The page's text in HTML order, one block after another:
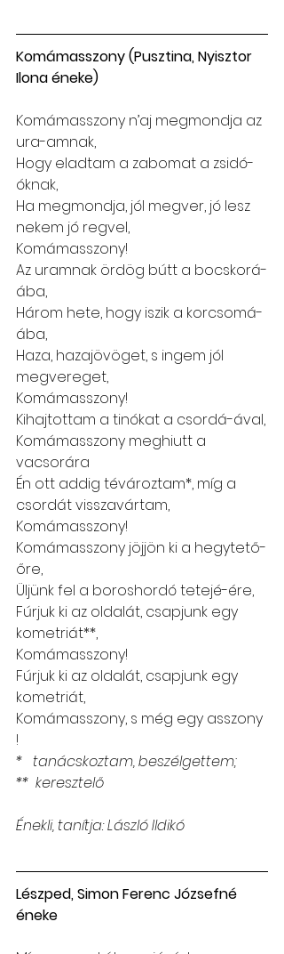
Komámasszony (Pusztina, Nyisztor
Ilona éneke)
Komámasszony n’aj megmondja az
ura-amnak,
Hogy eladtam a zabomat a zsidó-
óknak,
Ha megmondja, jól megver, jó lesz
nekem jó regvel,
Komámasszony!
Az uramnak ördög bútt a bocskorá-
ába,
Három hete, hogy iszik a korcsomá-
ába,
Haza, hazajövöget, s ingem jól
megvereget,
Komámasszony!
Kihajtottam a tinókat a csordá-ával,
Komámasszony meghiutt a
vacsorára
Én ott addig tévároztam*, míg a
csordát visszavártam,
Komámasszony!
Komámasszony jöjjön ki a hegytető-
őre,
Üljünk fel a boroshordó tetejé-ére,
Fúrjuk ki az oldalát, csapjunk egy
kometriát**,
Komámasszony!
Fúrjuk ki az oldalát, csapjunk egy
kometriát,
Komámasszony, s még egy asszony
!
*   tanácskoztam, beszélgettem;
**  keresztelő
Énekli, tanítja: László Ildikó
Lészped, Simon Ferenc Józsefné
éneke